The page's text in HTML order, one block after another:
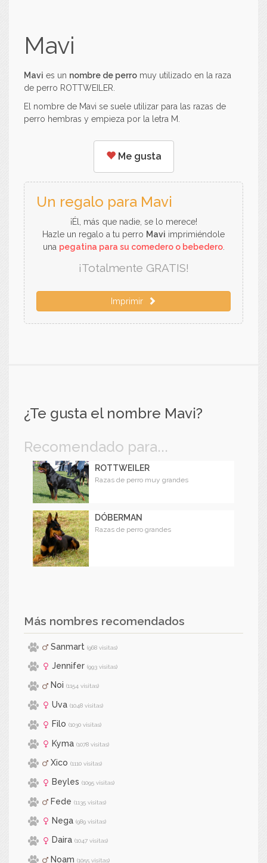
Mavi
Mavi es un nombre de perro muy utilizado en la raza
de perro ROTTWEILER.
El nombre de Mavi se suele utilizar para las razas de
perro hembras y empieza por la letra M.
Me gusta
Un regalo para Mavi
¡Él, más que nadie, se lo merece!
Hazle un regalo a tu perro Mavi imprimiéndole
una pegatina para su comedero o bebedero.
¡Totalmente GRATIS!
Imprimir
¿Te gusta el nombre Mavi?
Recomendado para...
ROTTWEILER
Razas de perro muy grandes
DÓBERMAN
Razas de perro grandes
Más nombres recomendados
Sanmart (968 visitas)
Jennifer (993 visitas)
Noi (1154 visitas)
Uva (1048 visitas)
Filo (1030 visitas)
Kyma (1078 visitas)
Xico (1110 visitas)
Beyles (1095 visitas)
Fede (1135 visitas)
Nega (989 visitas)
Daira (1047 visitas)
Noam (1055 visitas)